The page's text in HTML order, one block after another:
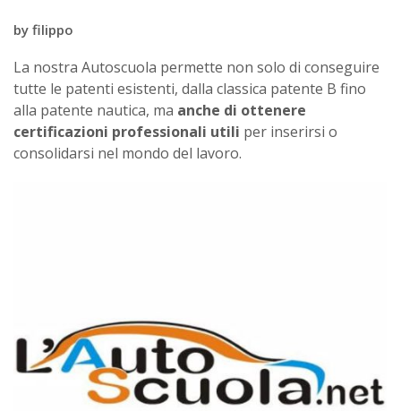
by filippo
La nostra Autoscuola permette non solo di conseguire
tutte le patenti esistenti, dalla classica patente B fino
alla patente nautica, ma anche di ottenere
certificazioni professionali utili per inserirsi o
consolidarsi nel mondo del lavoro.